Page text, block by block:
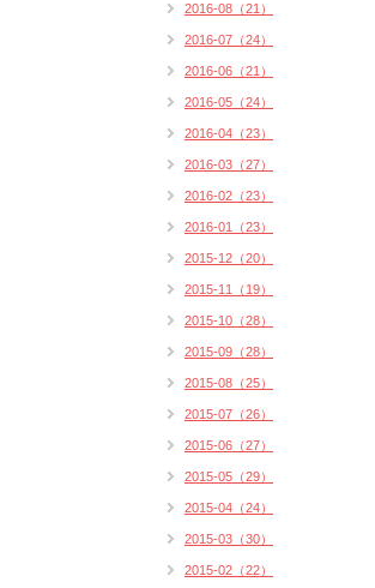
2016-08（21）
2016-07（24）
2016-06（21）
2016-05（24）
2016-04（23）
2016-03（27）
2016-02（23）
2016-01（23）
2015-12（20）
2015-11（19）
2015-10（28）
2015-09（28）
2015-08（25）
2015-07（26）
2015-06（27）
2015-05（29）
2015-04（24）
2015-03（30）
2015-02（22）